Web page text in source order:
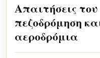
Απαιτήσεις
πεζοδρόμηση
αεροδρόμια